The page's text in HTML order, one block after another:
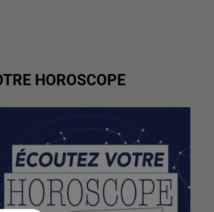
HOROSCOPE